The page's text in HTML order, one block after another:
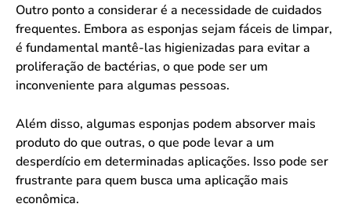
Outro ponto a considerar é a necessidade de cuidados
frequentes. Embora as esponjas sejam fáceis de limpar,
é fundamental mantê-las higienizadas para evitar a
proliferação de bactérias, o que pode ser um
inconveniente para algumas pessoas.
Além disso, algumas esponjas podem absorver mais
produto do que outras, o que pode levar a um
desperdício em determinadas aplicações. Isso pode ser
frustrante para quem busca uma aplicação mais
econômica.